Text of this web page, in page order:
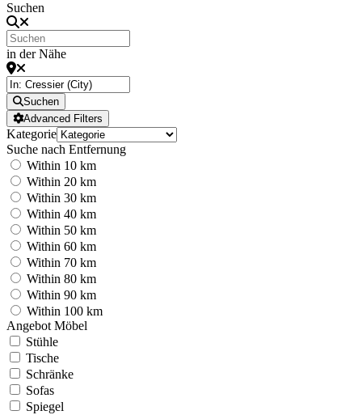
Suchen
in der Nähe
Suchen
Advanced Filters
Kategorie
Suche nach Entfernung
Within 10 km
Within 20 km
Within 30 km
Within 40 km
Within 50 km
Within 60 km
Within 70 km
Within 80 km
Within 90 km
Within 100 km
Angebot Möbel
Stühle
Tische
Schränke
Sofas
Spiegel